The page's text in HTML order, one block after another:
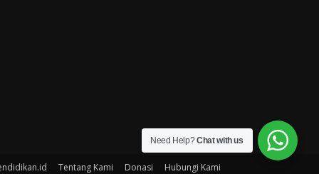
Tentang Kami Donasi Hubungi Kami
Need Help?Chat with us